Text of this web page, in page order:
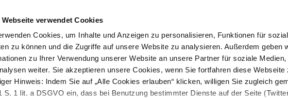
Webseite verwendet Cookies
Cookies, um Inhalte und Anzeigen zu personalisieren, Funktionen für
zu können und die Zugriffe auf unsere Website zu analysieren. Außerdem geben
zu Ihrer Verwendung unserer Website an unsere Partner für soziale Medien,
weiter. Sie akzeptieren unsere Cookies, wenn Sie fortfahren diese Webseite
Hinweis: Indem Sie auf „Alle Cookies erlauben“ klicken, willigen Sie zugleich
S. 1 lit. a DSGVO ein, dass bei Benutzung bestimmter Dienste auf der Seite